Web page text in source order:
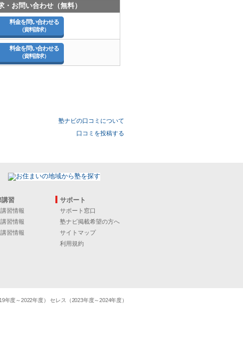
・お問い合わせ（無料）
料金を問い合わせる
（資料請求）
料金を問い合わせる
（資料請求）
塾ナビの口コミについて
口コミを投稿する
講習
習情報
習情報
習情報
サポート
サポート窓口
塾ナビ掲載希望の方へ
サイトマップ
利用規約
度～2022年度） セレス（2023年度～2024年度）